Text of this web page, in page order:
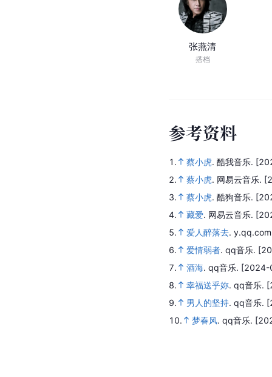
张燕清
搭档
参考资料
1. 蔡小虎. 酷我音乐.
2.
蔡小虎. 网易云音乐.
3.
蔡小虎. 酷狗音乐.
4.
藏爱. 网易云音乐.
5.
爱人醉落去.
6.
爱情弱者. qq音乐.
7.
酒海. qq音乐. [2024-
8.
幸福送乎妳. qq音乐.
9.
男人的坚持. qq音乐.
10.
梦春风. qq音乐.